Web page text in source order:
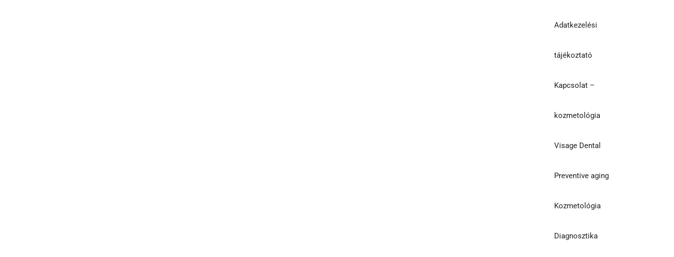
Adatkezelési
tájékoztató
Kapcsolat –
kozmetológia
Visage Dental
Preventive aging
Kozmetológia
Diagnosztika